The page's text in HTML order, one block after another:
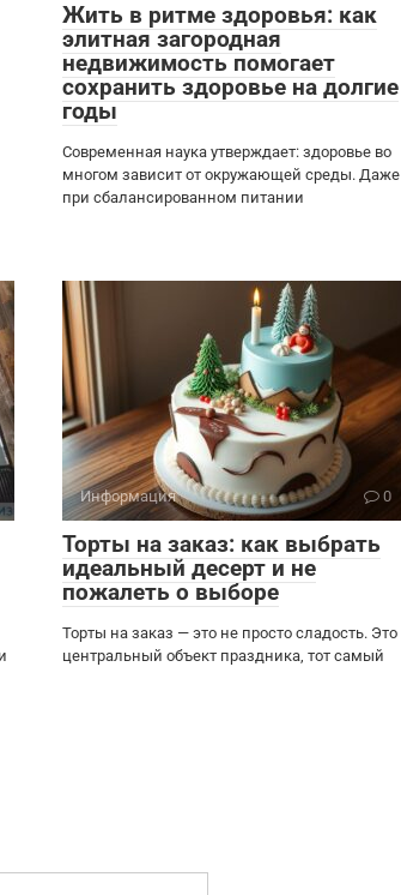
Жить в ритме здоровья: как
элитная загородная
недвижимость помогает
сохранить здоровье на долгие
годы
Современная наука утверждает: здоровье во
многом зависит от окружающей среды. Даже
при сбалансированном питании
Информация 0
Торты на заказ: как выбрать
идеальный десерт и не
пожалеть о выборе
Торты на заказ — это не просто сладость. Это
центральный объект праздника, тот самый